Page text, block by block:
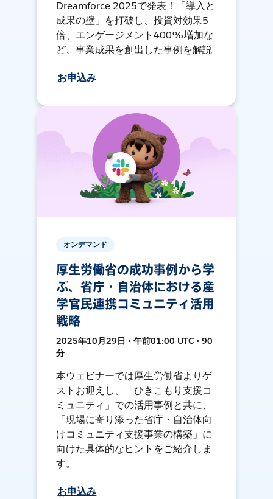
Dreamforce 2025で発表！「導入と
成果の壁」を打破し、投資対効果5
倍、エンゲージメント400%増加な
ど、事業成果を創出した事例を解説
お申込み
オンデマンド
厚生労働省の成功事例から学
ぶ、省庁・自治体における産
学官民連携コミュニティ活用
戦略
2025年10月29日 • 午前01:00 UTC • 90
分
本ウェビナーでは厚生労働省よりゲ
ストお迎えし、「ひきこもり支援コ
ミュニティ」での活用事例と共に、
「現場に寄り添った省庁・自治体向
けコミュニティ支援事業の構築」に
向けた具体的なヒントをご紹介しま
す。
お申込み